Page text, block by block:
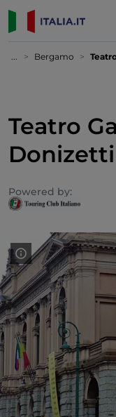
... Bergamo
Teatro
Donizetti
Powered by: